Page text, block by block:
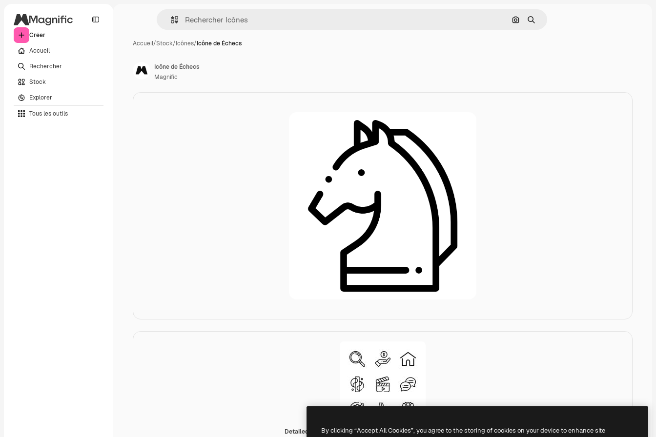
Créer
Accueil
Rechercher
Stock
Explorer
Tous les outils
Rechercher par image
Rechercher
Accueil/Stock/Icônes/Icône de Échecs
Detailed Rounded Lineal
Icône de Échecs
Magnific
By clicking “Accept All Cookies”, you agree to the storing of cookies on your device to enhance site